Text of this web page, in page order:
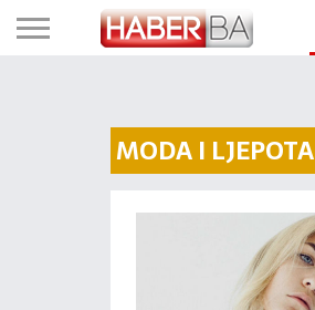
MODA I LJEPOTA